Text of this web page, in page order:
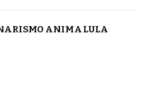
ANIMA LULA